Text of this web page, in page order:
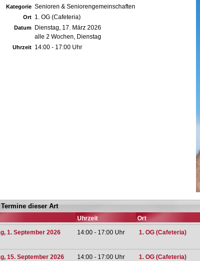
Kategorie Senioren & Seniorengemeinschaften
Ort 1. OG (Cafeteria)
Datum
Dienstag, 17. März 2026
alle 2 Wochen, Dienstag
Uhrzeit 14:00 - 17:00 Uhr
dieser Art
Uhrzeit
Ort
1. September 2026
14:00 - 17:00 Uhr 1. OG (Cafeteria)
15. September 2026 14:00 - 17:00 Uhr 1. OG (Cafeteria)